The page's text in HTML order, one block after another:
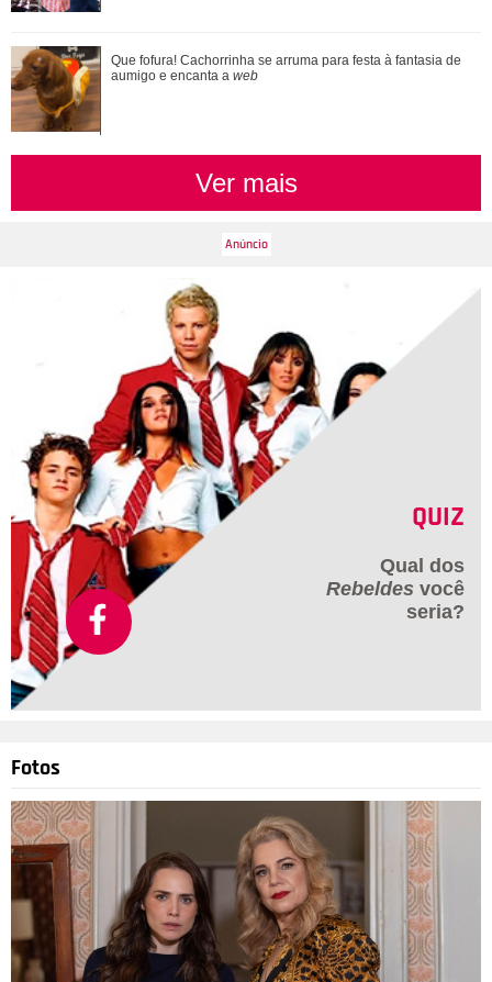
Que fofura! Cachorrinha se arruma para festa à fantasia de
aumigo e encanta a web
Ver mais
QUIZ
Qual dos
Rebeldes você
seria?
Fotos